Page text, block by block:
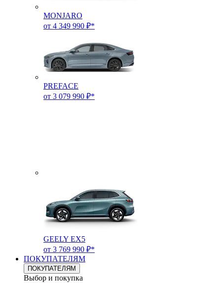
MONJARO
от 4 349 990 ₽*
PREFACE
от 3 079 990 ₽*
GEELY EX5
от 3 769 990 ₽*
ПОКУПАТЕЛЯМ
ПОКУПАТЕЛЯМ
Выбор и покупка